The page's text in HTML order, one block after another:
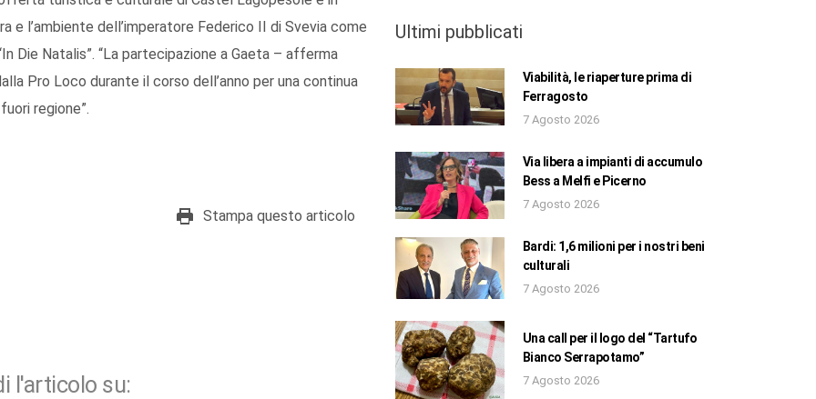
l’ambiente dell’imperatore Federico II di Svevia come
Die Natalis”. “La partecipazione a Gaeta – afferma
Pro Loco durante il corso dell’anno per una continua
regione”.
Stampa questo articolo
l'articolo su:
Ultimi pubblicati
Viabilità, le riaperture prima di
Ferragosto
7 Agosto 2026
Via libera a impianti di accumulo
Bess a Melfi e Picerno
7 Agosto 2026
Bardi: 1,6 milioni per i nostri beni
culturali
7 Agosto 2026
Una call per il logo del “Tartufo
Bianco Serrapotamo”
7 Agosto 2026